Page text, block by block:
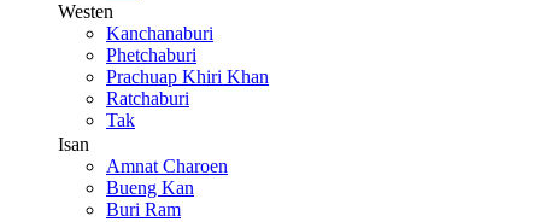
Westen
Kanchanaburi
Phetchaburi
Prachuap Khiri Khan
Ratchaburi
Tak
Isan
Amnat Charoen
Bueng Kan
Buri Ram